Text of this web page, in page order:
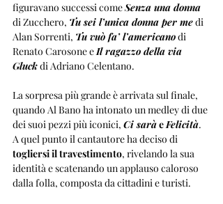
figuravano successi come Senza una donna
di Zucchero, Tu sei l’unica donna per me di
Alan Sorrenti, Tu vuò fa’ l’americano di
Renato Carosone e Il ragazzo della via
Gluck di Adriano Celentano.
La sorpresa più grande è arrivata sul finale,
quando Al Bano ha intonato un medley di due
dei suoi pezzi più iconici, Ci sarà e Felicità.
A quel punto il cantautore ha deciso di
togliersi il travestimento, rivelando la sua
identità e scatenando un applauso caloroso
dalla folla, composta da cittadini e turisti.